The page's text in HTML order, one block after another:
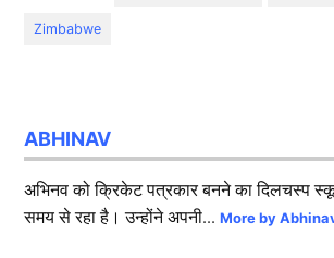
Zimbabwe
ABHINAV
अभिनव को क्रिकेट पत्रकार बनने का दिलचस्प
समय से रहा है। उन्होंने अपनी...More by